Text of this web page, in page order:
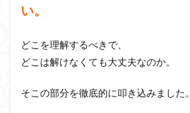
い。
どこを理解するべきで、
どこは解けなくても大丈夫なのか。
そこの部分を徹底的に叩き込みました。